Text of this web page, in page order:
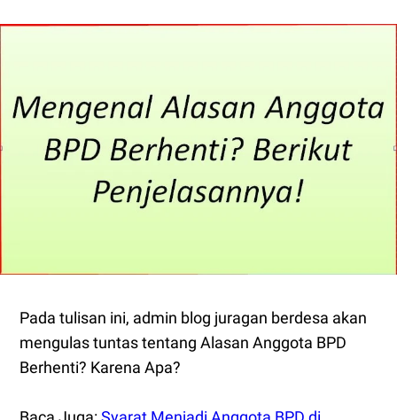
Pada tulisan ini, admin blog juragan berdesa akan
mengulas tuntas tentang Alasan Anggota BPD
Berhenti? Karena Apa?